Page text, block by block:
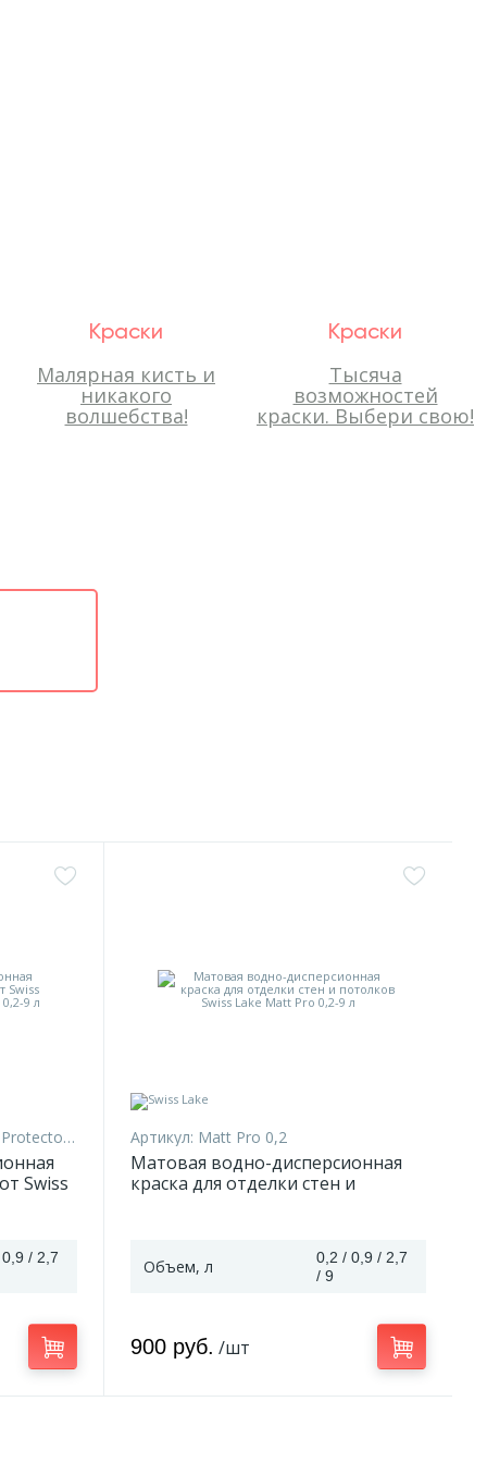
Краски
Малярная кисть и
никакого
волшебства!
Краски
Тысяча
возможностей
краски. Выбери свою!
0.9
Swiss
/ 2,7
Артикул: Matt Pro 0,2
Матовая водно-дисперсионная
краска для отделки стен и
Объем, л
0,2 / 0,9 / 2,7
/ 9
900 руб. /шт